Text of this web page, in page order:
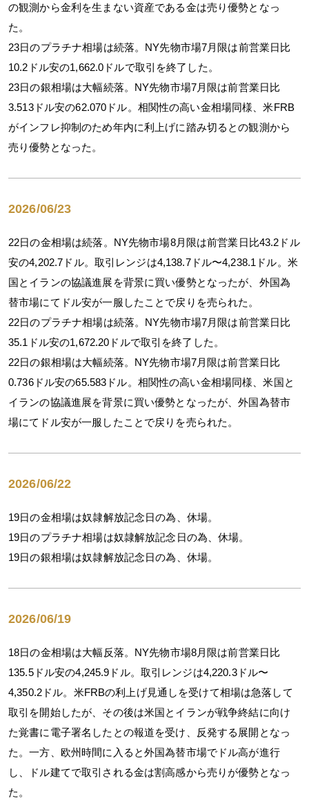
の観測から金利を生まない資産である金は売り優勢となっ
た。
23日のプラチナ相場は続落。NY先物市場7月限は前営業日比
10.2ドル安の1,662.0ドルで取引を終了した。
23日の銀相場は大幅続落。NY先物市場7月限は前営業日比
3.513ドル安の62.070ドル。相関性の高い金相場同様、米FRB
がインフレ抑制のため年内に利上げに踏み切るとの観測から
売り優勢となった。
2026/06/23
22日の金相場は続落。NY先物市場8月限は前営業日比43.2ドル
安の4,202.7ドル。取引レンジは4,138.7ドル〜4,238.1ドル。米
国とイランの協議進展を背景に買い優勢となったが、外国為
替市場にてドル安が一服したことで戻りを売られた。
22日のプラチナ相場は続落。NY先物市場7月限は前営業日比
35.1ドル安の1,672.20ドルで取引を終了した。
22日の銀相場は大幅続落。NY先物市場7月限は前営業日比
0.736ドル安の65.583ドル。相関性の高い金相場同様、米国と
イランの協議進展を背景に買い優勢となったが、外国為替市
場にてドル安が一服したことで戻りを売られた。
2026/06/22
19日の金相場は奴隷解放記念日の為、休場。
19日のプラチナ相場は奴隷解放記念日の為、休場。
19日の銀相場は奴隷解放記念日の為、休場。
2026/06/19
18日の金相場は大幅反落。NY先物市場8月限は前営業日比
135.5ドル安の4,245.9ドル。取引レンジは4,220.3ドル〜
4,350.2ドル。米FRBの利上げ見通しを受けて相場は急落して
取引を開始したが、その後は米国とイランが戦争終結に向け
た覚書に電子署名したとの報道を受け、反発する展開となっ
た。一方、欧州時間に入ると外国為替市場でドル高が進行
し、ドル建てで取引される金は割高感から売りが優勢となっ
た。